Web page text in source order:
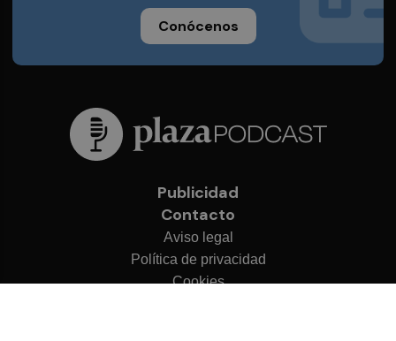
Conócenos
Publicidad
Contacto
Aviso legal
Política de privacidad
Cookies